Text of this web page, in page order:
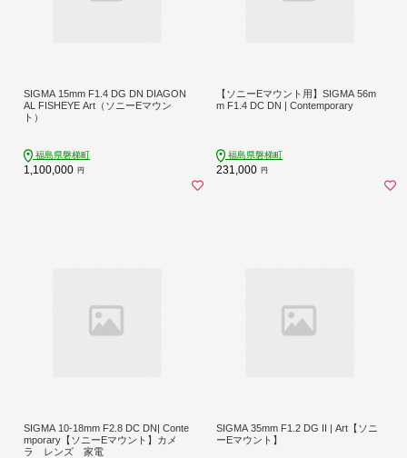
SIGMA 15mm F1.4 DG DN DIAGON
AL FISHEYE Art（ソニーEマウン
ト）
福島県磐梯町
1,100,000 円
【ソニーEマウント用】SIGMA 56m
m F1.4 DC DN | Contemporary
福島県磐梯町
231,000 円
SIGMA 10-18mm F2.8 DC DN| Conte
mporary【ソニーEマウント】カメ
ラ レンズ 家電
SIGMA 35mm F1.2 DG II | Art【ソニ
ーEマウント】